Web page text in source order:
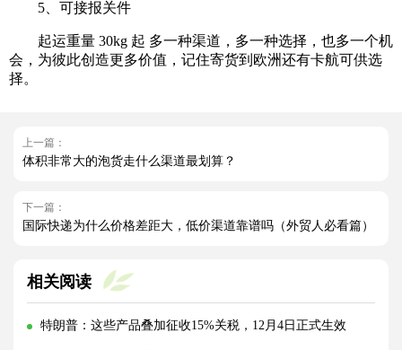
5、可接报关件
起运重量 30kg 起 多一种渠道，多一种选择，也多一个机
会，为彼此创造更多价值，记住寄货到欧洲还有卡航可供选
择。
上一篇：
体积非常大的泡货走什么渠道最划算？
下一篇：
国际快递为什么价格差距大，低价渠道靠谱吗（外贸人必看篇）
相关阅读
特朗普：这些产品叠加征收15%关税，12月4日正式生效